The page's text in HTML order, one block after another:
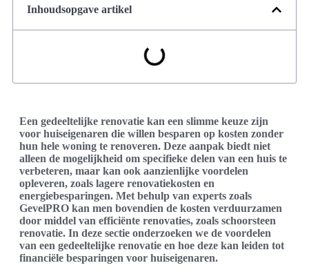
Inhoudsopgave artikel
Een gedeeltelijke renovatie kan een slimme keuze zijn
voor huiseigenaren die willen besparen op kosten zonder
hun hele woning te renoveren. Deze aanpak biedt niet
alleen de mogelijkheid om specifieke delen van een huis te
verbeteren, maar kan ook aanzienlijke voordelen
opleveren, zoals lagere renovatiekosten en
energiebesparingen. Met behulp van experts zoals
GevelPRO kan men bovendien de kosten verduurzamen
door middel van efficiënte renovaties, zoals schoorsteen
renovatie. In deze sectie onderzoeken we de voordelen
van een gedeeltelijke renovatie en hoe deze kan leiden tot
financiële besparingen voor huiseigenaren.